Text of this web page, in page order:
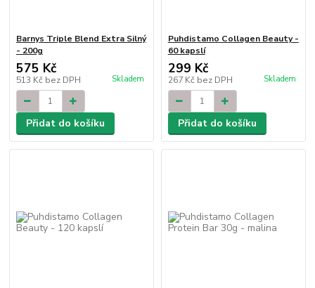
Barnys Triple Blend Extra Silný
- 200g
575 Kč
513 Kč bez DPH Skladem
Přidat do košíku
Puhdistamo Collagen Beauty -
60 kapslí
299 Kč
267 Kč bez DPH Skladem
Přidat do košíku